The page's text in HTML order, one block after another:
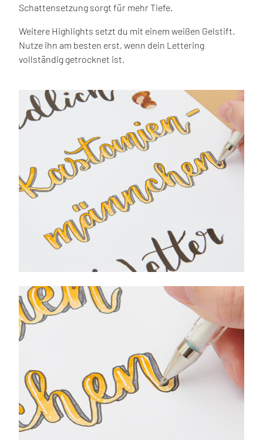
Schattensetzung sorgt für mehr Tiefe.
Weitere Highlights setzt du mit einem weißen Gelstift.
Nutze ihn am besten erst, wenn dein Lettering
vollständig getrocknet ist.